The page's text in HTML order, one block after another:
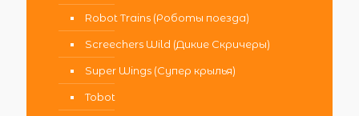
Robot Trains (Роботы поезда)
Screechers Wild (Дикие Скричеры)
Super Wings (Супер крылья)
Tobot